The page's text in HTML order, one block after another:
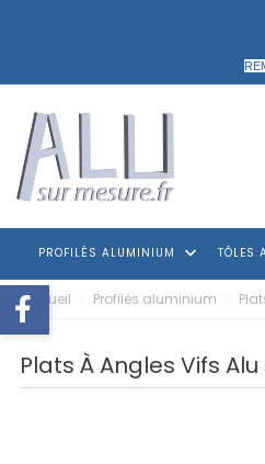
PROFILÉS ALUMINIUM keyboard_arrow_down TÔLES
Accueil Profilés aluminium
Plats À Angles Vifs Alu